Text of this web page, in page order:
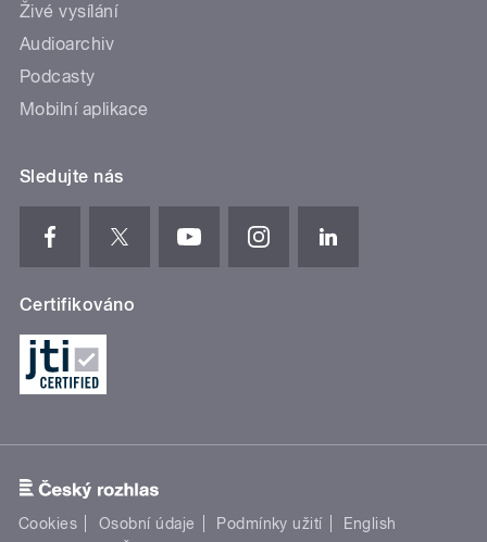
Živé vysílání
Audioarchiv
Podcasty
Mobilní aplikace
Sledujte nás
Certifikováno
Cookies Osobní údaje Podmínky užití
English